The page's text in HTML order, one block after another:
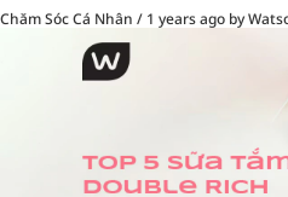
Chăm Sóc Cá Nhân / 1 years ago by